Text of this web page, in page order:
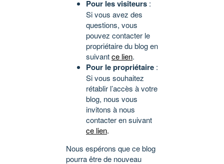
Pour les visiteurs :
Si vous avez des
questions, vous
pouvez contacter le
propriétaire du blog en
suivantce lien.
Pour le propriétaire :
Si vous souhaitez
rétablir l’accès à votre
blog, nous vous
invitons à nous
contacter en suivant
ce lien.
Nous espérons que ce blog
pourra être de nouveau